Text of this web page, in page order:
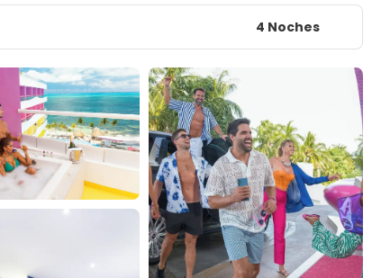
4 Noches